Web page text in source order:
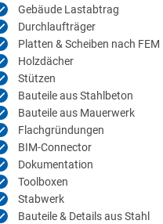
Gebäude Lastabtrag
Durchlaufträger
Platten & Scheiben nach FEM
Holzdächer
Stützen
Bauteile aus Stahlbeton
Bauteile aus Mauerwerk
Flachgründungen
BIM-Connector
Dokumentation
Toolboxen
Stabwerk
Bauteile & Details aus Stahl